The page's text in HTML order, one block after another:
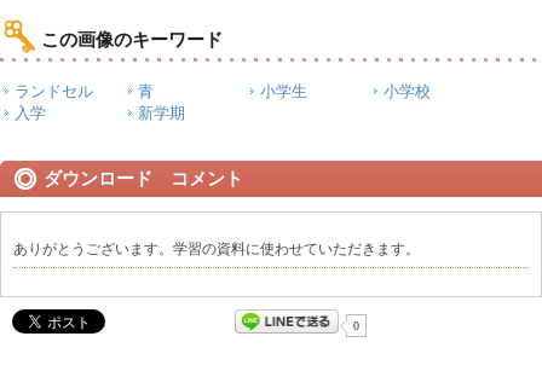
この画像のキーワード
ランドセル 青 小学生
小学校
入学
新学期
ダウンロード コメント
ありがとうございます。学習の資料に使わせていただきます。
0